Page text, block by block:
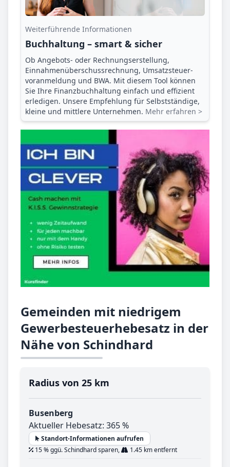
Weiterführende Informationen
Buchhaltung – smart & sicher
Ob Angebots- oder Rechnungserstellung,
Einnahmenüberschuss­rechnung, Umsatzsteuer­
voranmeldung und BWA. Mit diesem Tool können
Sie Ihre Finanz­buchhaltung einfach und effizient
erledigen. Unsere Empfehlung für Selbstständige,
kleine und mittlere Unternehmen. Mehr erfahren >
Gemeinden mit niedrigem
Gewerbesteuerhebesatz in der
Nähe von Schindhard
Radius von 25 km
Busenberg
Aktueller Hebesatz: 365 %
Standort-Informationen aufrufen
15 % ggü. Schindhard sparen,
1.45 km entfernt